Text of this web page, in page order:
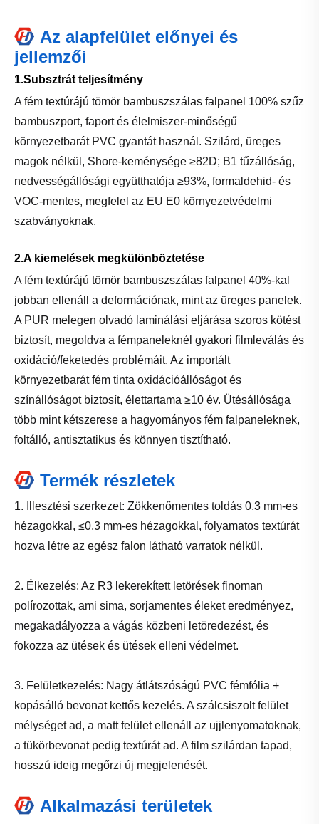
Az alapfelület előnyei és
jellemzői
1.Subsztrát teljesítmény
A fém textúrájú tömör bambuszszálas falpanel 100% szűz
bambuszport, faport és élelmiszer-minőségű
környezetbarát PVC gyantát használ. Szilárd, üreges
magok nélkül, Shore-keménysége ≥82D; B1 tűzállóság,
nedvességállósági együtthatója ≥93%, formaldehid- és
VOC-mentes, megfelel az EU E0 környezetvédelmi
szabványoknak.
2.A kiemelések megkülönböztetése
A fém textúrájú tömör bambuszszálas falpanel 40%-kal
jobban ellenáll a deformációnak, mint az üreges panelek.
A PUR melegen olvadó laminálási eljárása szoros kötést
biztosít, megoldva a fémpaneleknél gyakori filmleválás és
oxidáció/feketedés problémáit. Az importált
környezetbarát fém tinta oxidációállóságot és
színállóságot biztosít, élettartama ≥10 év. Ütésállósága
több mint kétszerese a hagyományos fém falpaneleknek,
foltálló, antisztatikus és könnyen tisztítható.
Termék részletek
1. Illesztési szerkezet: Zökkenőmentes toldás 0,3 mm-es
hézagokkal, ≤0,3 mm-es hézagokkal, folyamatos textúrát
hozva létre az egész falon látható varratok nélkül.
2. Élkezelés: Az R3 lekerekített letörések finoman
polírozottak, ami sima, sorjamentes éleket eredményez,
megakadályozza a vágás közbeni letöredezést, és
fokozza az ütések és ütések elleni védelmet.
3. Felületkezelés: Nagy átlátszóságú PVC fémfólia +
kopásálló bevonat kettős kezelés. A szálcsiszolt felület
mélységet ad, a matt felület ellenáll az ujjlenyomatoknak,
a tükörbevonat pedig textúrát ad. A film szilárdan tapad,
hosszú ideig megőrzi új megjelenését.
Alkalmazási területek